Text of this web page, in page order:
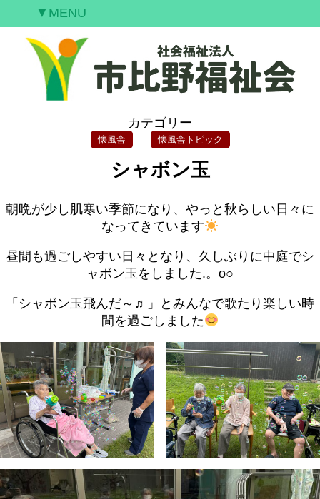
▼MENU
私たちの願い
事業案内
空室情報
研修案内
お問合せ
カテゴリー
懐風舎 懐風舎トピック
シャボン玉
朝晩が少し肌寒い季節になり、やっと秋らしい日々に
なってきています
昼間も過ごしやすい日々となり、久しぶりに中庭でシ
ャボン玉をしました.。o○
「シャボン玉飛んだ～♬」とみんなで歌たり楽しい時
間を過ごしました